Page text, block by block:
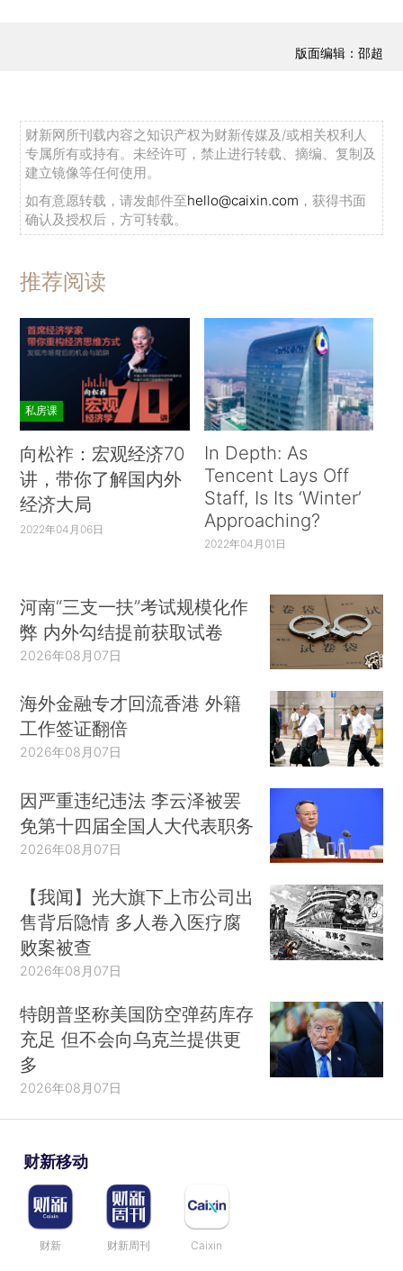
版面编辑：邵超
财新网所刊载内容之知识产权为财新传媒及/或相关权利人
专属所有或持有。未经许可，禁止进行转载、摘编、复制及
建立镜像等任何使用。
如有意愿转载，请发邮件至hello@caixin.com ，获得书面
确认及授权后，方可转载。
推荐阅读
私房课
向松祚：宏观经济70
讲，带你了解国内外
经济大局
2022年04月06日
In Depth: As
Tencent Lays Off
Staff, Is Its ‘Winter’
Approaching?
2022年04月01日
河南“三支一扶”考试规模化作
弊 内外勾结提前获取试卷
2026年08月07日
海外金融专才回流香港 外籍
工作签证翻倍
2026年08月07日
因严重违纪违法 李云泽被罢
免第十四届全国人大代表职务
2026年08月07日
【我闻】光大旗下上市公司出
售背后隐情 多人卷入医疗腐
败案被查
2026年08月07日
特朗普坚称美国防空弹药库存
充足 但不会向乌克兰提供更
多
2026年08月07日
财新移动
财新 财新周刊 Caixin